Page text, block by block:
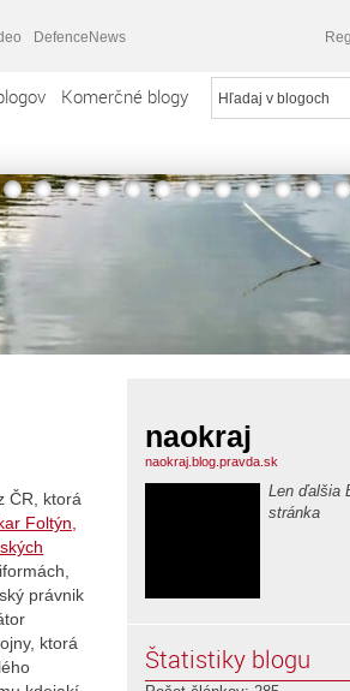
DefenceNews
Komerčné blogy
ČR, ktorá
Foltýn,
právnik
ktorá
naokraj
naokraj.blog.pravda.sk
Len ďalšia
stránka
Štatistiky blogu